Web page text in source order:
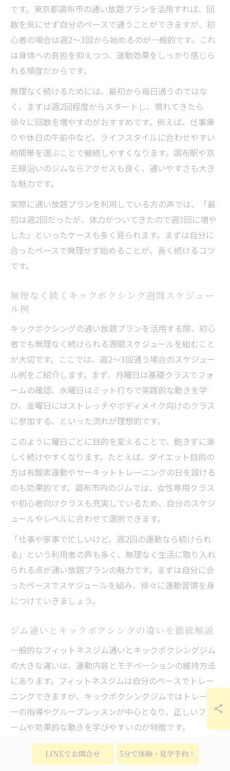
です。東京都調布市の通い放題プランを活用すれば、回
数を気にせず自分のペースで通うことができますが、初
心者の場合は週2〜3回から始めるのが一般的です。これ
は身体への負担を抑えつつ、運動効果をしっかり感じら
れる頻度だからです。
無理なく続けるためには、最初から毎日通うのではな
く、まずは週2回程度からスタートし、慣れてきたら
徐々に回数を増やすのがおすすめです。例えば、仕事帰
りや休日の午前中など、ライフスタイルに合わせやすい
時間帯を選ぶことで継続しやすくなります。調布駅や京
王線沿いのジムならアクセスも良く、通いやすさも大き
な魅力です。
実際に通い放題プランを利用している方の声では、「最
初は週2回だったが、体力がついてきたので週3回に増や
した」といったケースも多く見られます。まずは自分に
合ったペースで無理せず始めることが、長く続けるコツ
です。
無理なく続くキックボクシング週間スケジュー
ル例
キックボクシングの通い放題プランを活用する際、初心
者でも無理なく続けられる週間スケジュールを組むこと
が大切です。ここでは、週2〜3回通う場合のスケジュー
ル例をご紹介します。まず、月曜日は基礎クラスでフォ
ームの確認、水曜日はミット打ちで実践的な動きを学
び、金曜日にはストレッチやボディメイク向けのクラス
に参加する、といった流れが理想的です。
このように曜日ごとに目的を変えることで、飽きずに楽
しく続けやすくなります。たとえば、ダイエット目的の
方は有酸素運動やサーキットトレーニングの日を設ける
のも効果的です。調布市内のジムでは、女性専用クラス
や初心者向けクラスも充実しているため、自分のスケジ
ュールやレベルに合わせて選択できます。
「仕事や家事で忙しいけど、週2回の運動なら続けられ
る」という利用者の声も多く、無理なく生活に取り入れ
られる点が通い放題プランの魅力です。まずは自分に合
ったペースでスケジュールを組み、徐々に運動習慣を身
につけていきましょう。
ジム通いとキックボクシングの違いを徹底解説
一般的なフィットネスジム通いとキックボクシングジム
の大きな違いは、運動内容とモチベーションの維持方法
にあります。フィットネスジムは自分のペースでトレー
ニングできますが、キックボクシングジムではトレーナ
ーの指導やグループレッスンが中心となり、正しいフォ
ームや効果的な動きを学びやすいのが特徴です。
また、キックボクシングは全身運動で有酸素運動と筋ト
レを同時に行えるため、短時間でも高い消費カロリーが
LINEでお問合せ 5分で体験・見学予約！